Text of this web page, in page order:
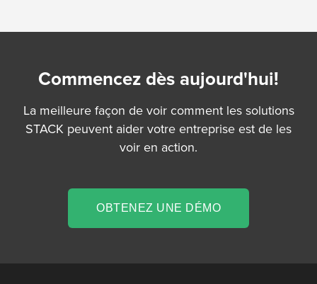
Commencez dès aujourd'hui!
La meilleure façon de voir comment les solutions
STACK peuvent aider votre entreprise est de les
voir en action.
OBTENEZ UNE DÉMO